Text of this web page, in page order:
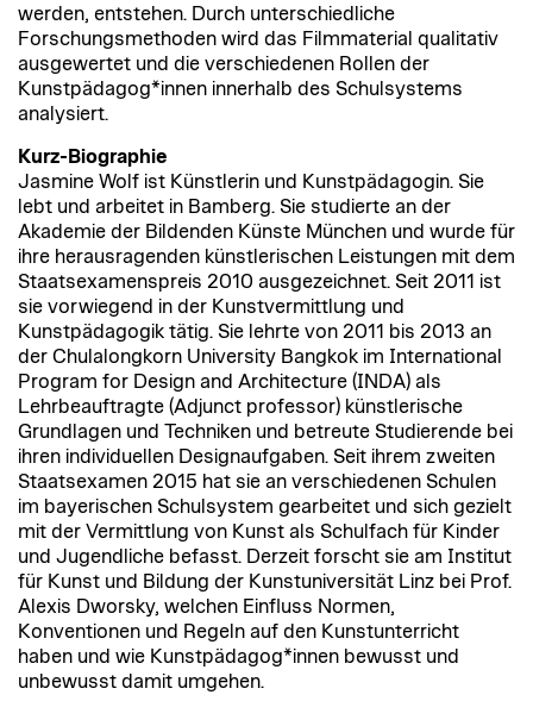
werden, entstehen. Durch unterschiedliche
Forschungsmethoden wird das Filmmaterial qualitativ
ausgewertet und die verschiedenen Rollen der
Kunstpädagog*innen innerhalb des Schulsystems
analysiert.
Kurz-Biographie
Jasmine Wolf ist Künstlerin und Kunstpädagogin. Sie
lebt und arbeitet in Bamberg. Sie studierte an der
Akademie der Bildenden Künste München und wurde für
ihre herausragenden künstlerischen Leistungen mit dem
Staatsexamenspreis 2010 ausgezeichnet. Seit 2011 ist
sie vorwiegend in der Kunstvermittlung und
Kunstpädagogik tätig. Sie lehrte von 2011 bis 2013 an
der Chulalongkorn University Bangkok im International
Program for Design and Architecture (INDA) als
Lehrbeauftragte (Adjunct professor) künstlerische
Grundlagen und Techniken und betreute Studierende bei
ihren individuellen Designaufgaben. Seit ihrem zweiten
Staatsexamen 2015 hat sie an verschiedenen Schulen
im bayerischen Schulsystem gearbeitet und sich gezielt
mit der Vermittlung von Kunst als Schulfach für Kinder
und Jugendliche befasst. Derzeit forscht sie am Institut
für Kunst und Bildung der Kunstuniversität Linz bei Prof.
Alexis Dworsky, welchen Einfluss Normen,
Konventionen und Regeln auf den Kunstunterricht
haben und wie Kunstpädagog*innen bewusst und
unbewusst damit umgehen.